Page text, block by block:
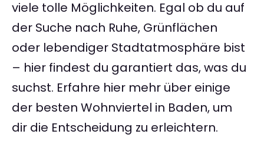
viele tolle Möglichkeiten. Egal ob du auf
der Suche nach Ruhe, Grünflächen
oder lebendiger Stadtatmosphäre bist
– hier findest du garantiert das, was du
suchst. Erfahre hier mehr über einige
der besten Wohnviertel in Baden, um
dir die Entscheidung zu erleichtern.